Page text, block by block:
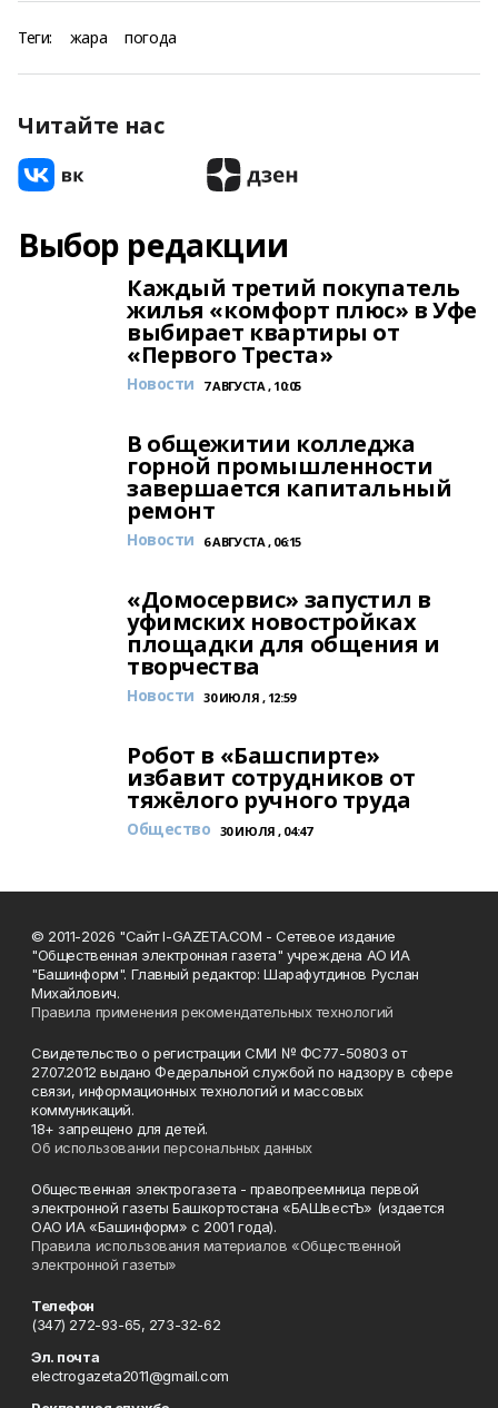
Теги: жара погода
Читайте нас
Выбор редакции
Каждый третий покупатель
жилья «комфорт плюс» в Уфе
выбирает квартиры от
«Первого Треста»
Новости 7 АВГУСТА , 10:05
В общежитии колледжа
горной промышленности
завершается капитальный
ремонт
Новости 6 АВГУСТА , 06:15
«Домосервис» запустил в
уфимских новостройках
площадки для общения и
творчества
Новости 30 ИЮЛЯ , 12:59
Робот в «Башспирте»
избавит сотрудников от
тяжёлого ручного труда
Общество 30 ИЮЛЯ , 04:47
© 2011-2026 "Сайт I-GAZETA.COM - Сетевое издание
"Общественная электронная газета" учреждена АО ИА
"Башинформ". Главный редактор: Шарафутдинов Руслан
Михайлович.
Правила применения рекомендательных технологий
Свидетельство о регистрации СМИ № ФС77-50803 от
27.07.2012 выдано Федеральной службой по надзору в сфере
связи, информационных технологий и массовых
коммуникаций.
18+ запрещено для детей.
Об использовании персональных данных
Общественная электрогазета - правопреемница первой
электронной газеты Башкортостана «БАШвестЪ» (издается
ОАО ИА «Башинформ» с 2001 года).
Правила использования материалов «Общественной
электронной газеты»
Телефон
(347) 272-93-65, 273-32-62
Эл. почта
electrogazeta2011@gmail.com